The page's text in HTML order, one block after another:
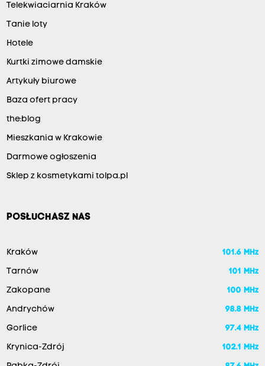
Telekwiaciarnia Kraków
Tanie loty
Hotele
Kurtki zimowe damskie
Artykuły biurowe
Baza ofert pracy
the:blog
Mieszkania w Krakowie
Darmowe ogłoszenia
Sklep z kosmetykami tolpa.pl
POSŁUCHASZ NAS
Kraków 101.6 MHz
Tarnów 101 MHz
Zakopane 100 MHz
Andrychów 98.8 MHz
Gorlice 97.4 MHz
Krynica-Zdrój 102.1 MHz